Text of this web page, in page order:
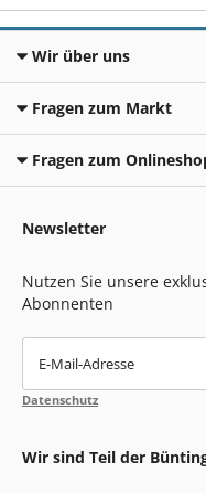
Wir über uns
Fragen zum Markt
Fragen zum
Newsletter
Nutzen Sie unsere
Abonnenten
E-Mail-Adresse
Datenschutz
Wir sind Teil der